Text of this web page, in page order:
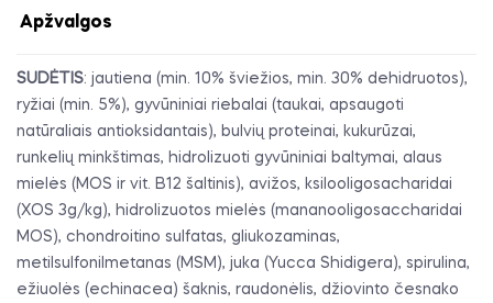
Apžvalgos
SUDĖTIS: jautiena (min. 10% šviežios, min. 30% dehidruotos),
ryžiai (min. 5%), gyvūniniai riebalai (taukai, apsaugoti
natūraliais antioksidantais), bulvių proteinai, kukurūzai,
runkelių minkštimas, hidrolizuoti gyvūniniai baltymai, alaus
mielės (MOS ir vit. B12 šaltinis), avižos, ksilooligosacharidai
(XOS 3g/kg), hidrolizuotos mielės (mananooligosaccharidai
MOS), chondroitino sulfatas, gliukozaminas,
metilsulfonilmetanas (MSM), juka (Yucca Shidigera), spirulina,
ežiuolės (echinacea) šaknis, raudonėlis, džiovinto česnako